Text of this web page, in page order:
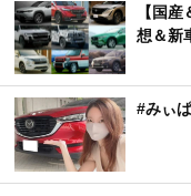
【国
想＆新
#みぃ